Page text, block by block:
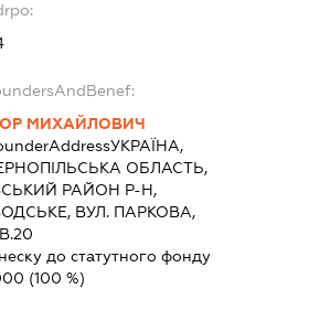
МИХАЙЛОВИЧ
УКРАЇНА,
ОБЛАСТЬ,
РАЙОН Р-Н,
ВУЛ. ПАРКОВА,
до статутного фонду
(100 %)